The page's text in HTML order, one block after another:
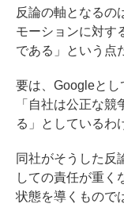
反論の軸となるの
モーションに対す
である」という点
要は、Googleとし
「自社は公正な
る」としているわ
同社がそうした反
しての責任が重く
状態を導くもので